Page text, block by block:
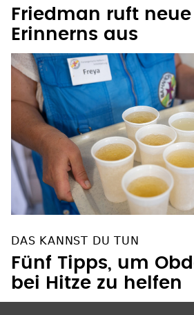
Friedman ruft
Erinnerns aus
DAS KANNST DU TUN
Fünf Tipps, um
bei Hitze zu helfen